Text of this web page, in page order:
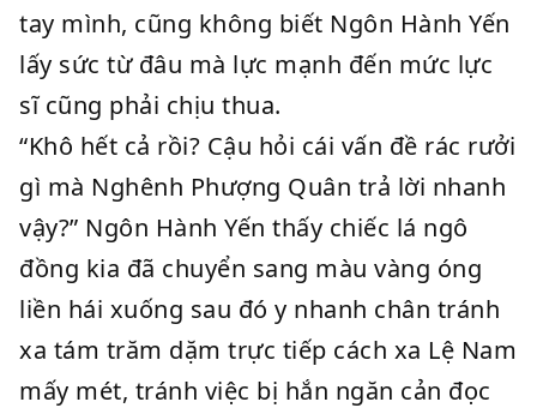
tay mình, cũng không biết Ngôn Hành Yến
lấy sức từ đâu mà lực mạnh đến mức lực
sĩ cũng phải chịu thua.
“Khô hết cả rồi? Cậu hỏi cái vấn đề rác rưởi
gì mà Nghênh Phượng Quân trả lời nhanh
vậy?” Ngôn Hành Yến thấy chiếc lá ngô
đồng kia đã chuyển sang màu vàng óng
liền hái xuống sau đó y nhanh chân tránh
xa tám trăm dặm trực tiếp cách xa Lệ Nam
mấy mét, tránh việc bị hắn ngăn cản đọc